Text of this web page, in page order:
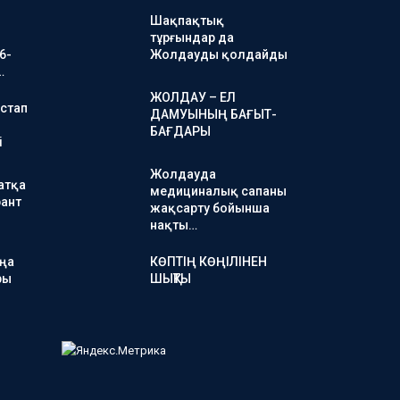
Шақпақтық
тұрғындар да
Жолдауды қолдайды
ЖОЛДАУ – ЕЛ
ДАМУЫНЫҢ БАҒЫТ-
БАҒДАРЫ
Жолдауда
медициналық сапаны
жақсарту бойынша
нақты…
КӨПТІҢ КӨҢІЛІНЕН
ШЫҚТЫ